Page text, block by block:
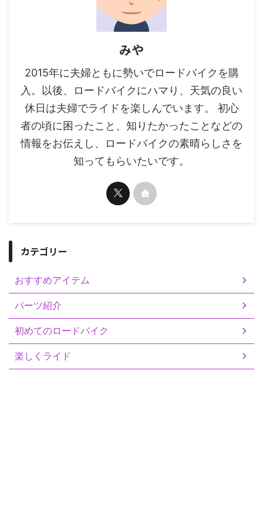
みや
2015年に夫婦ともに勢いでロードバイクを購
入。以後、ロードバイクにハマり、天気の良い
休日は夫婦でライドを楽しんでいます。 初心
者の頃に困ったこと、知りたかったことなどの
情報をお伝えし、ロードバイクの素晴らしさを
知ってもらいたいです。
カテゴリー
おすすめアイテム
パーツ紹介
初めてのロードバイク
楽しくライド